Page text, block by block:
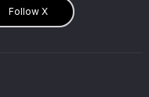
Follow X